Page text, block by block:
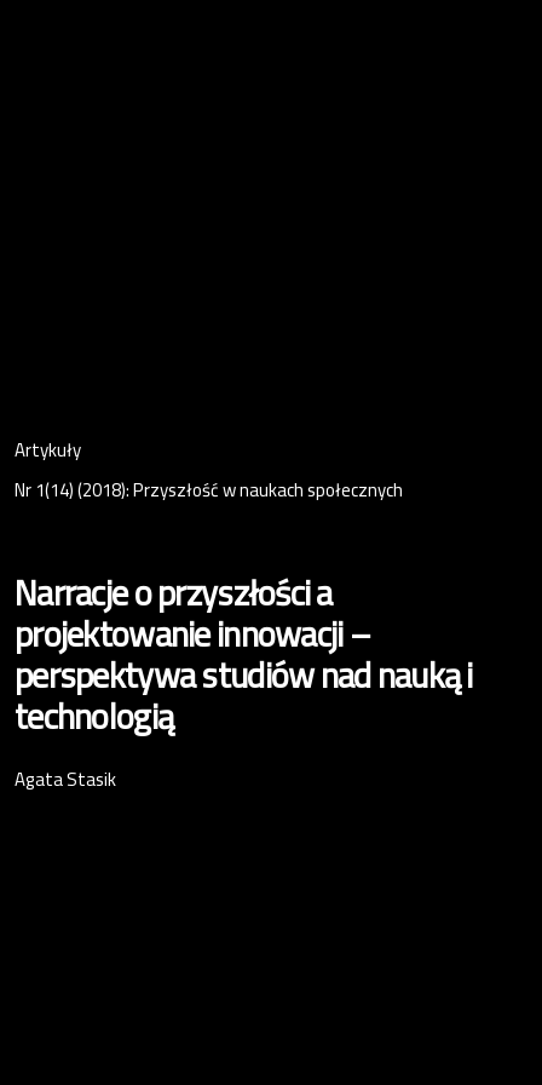
Artykuły
Nr 1(14) (2018): Przyszłość w naukach społecznych
Narracje o przyszłości a
projektowanie innowacji –
perspektywa studiów nad nauką i
technologią
Agata Stasik